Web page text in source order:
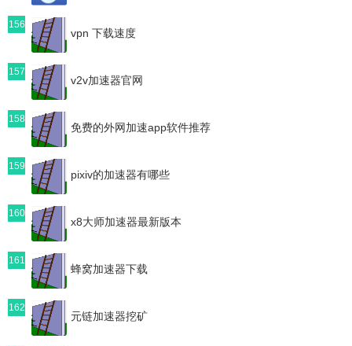
156
vpn 下载速度
157
v2v加速器官网
158
免费的外网加速app软件推荐
159
pixiv的加速器有哪些
160
x8大师加速器最新版本
161
蜂窝加速器下载
162
元链加速器挖矿